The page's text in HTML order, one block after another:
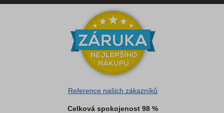
Reference našich zákazníků
Celková spokojenost 98 %